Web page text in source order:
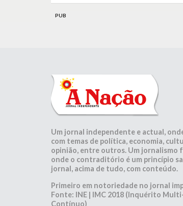
PUB
Um jornal independente e actual,
com temas de política, economia,
opinião, entre outros. Um jornalismo
onde o contraditório é um princípio
jornal, acima de tudo, com conteúdo.
Primeiro em notoriedade no jornal
Fonte: INE | IMC 2018 (Inquérito
Contínuo)